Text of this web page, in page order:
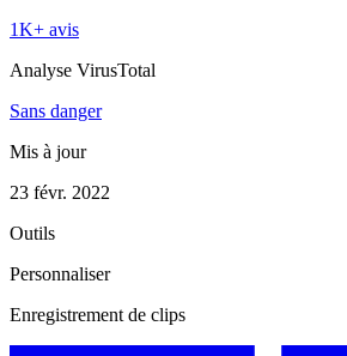
1K+ avis
Analyse VirusTotal
Sans danger
Mis à jour
23 févr. 2022
Outils
Personnaliser
Enregistrement de clips